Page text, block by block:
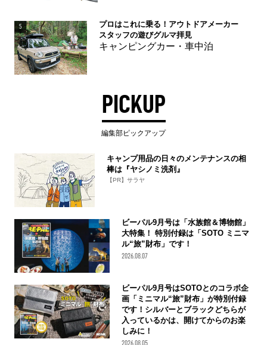
5
プロはこれに乗る！アウトドアメーカー
スタッフの遊びグルマ拝見
キャンピングカー・車中泊
PICKUP
編集部ピックアップ
キャンプ用品の日々のメンテナンスの相
棒は『ヤシノミ洗剤』
【PR】サラヤ
ビーパル9月号は「水族館＆博物館」
大特集！ 特別付録は「SOTO ミニマ
ル“旅”財布」です！
2026.08.07
ビーパル9月号はSOTOとのコラボ企
画「ミニマル“旅”財布」が特別付録
です！シルバーとブラックどちらが
入っているかは、開けてからのお楽
しみに！
2026.08.05